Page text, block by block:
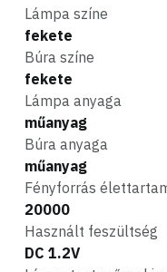
Lámpa színe
fekete
Búra színe
fekete
Lámpa anyaga
műanyag
Búra anyaga
műanyag
Fényforrás
20000
Használt feszültség
DC 1.2V